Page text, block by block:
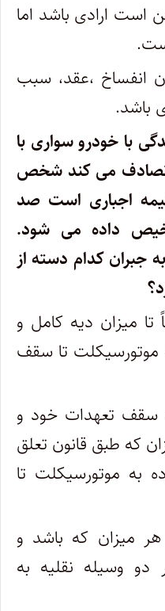
است ارادی باشد اما
انفساخ ،عقد، سبب
باشد.
با خودرو سواری با
می کند شخص
اجباری است صد
داده می شود.
جبران کدام دسته از
تا میزان دیه کامل و
موتورسیکلت تا سقف
سقف تعهدات خود و
که طبق قانون تعلق
به موتورسیکلت تا
هر میزان که باشد و
وسیله نقلیه به